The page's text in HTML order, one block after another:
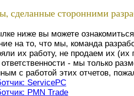
сделанные сторонними
ниже вы можете
на то, что мы, команда
их работу, не продаем их (их
- мы только
с работой этих отчетов,
ServicePC
PMN Trade